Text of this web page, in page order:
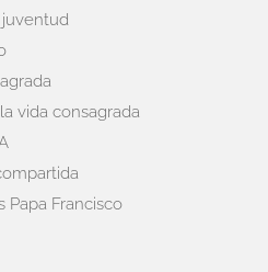
vida consagrada
Papa Francisco